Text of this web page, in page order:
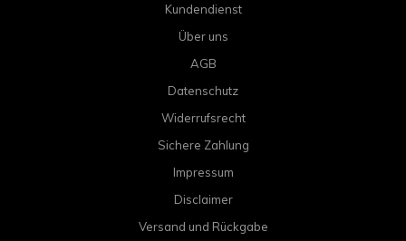
Kundendienst
Über uns
AGB
Datenschutz
Widerrufsrecht
Sichere Zahlung
Impressum
Disclaimer
Versand und Rückgabe